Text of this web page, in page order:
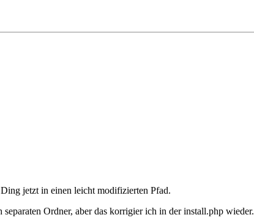
jetzt in einen leicht modifizierten Pfad.
Ordner, aber das korrigier ich in der install.php wieder.